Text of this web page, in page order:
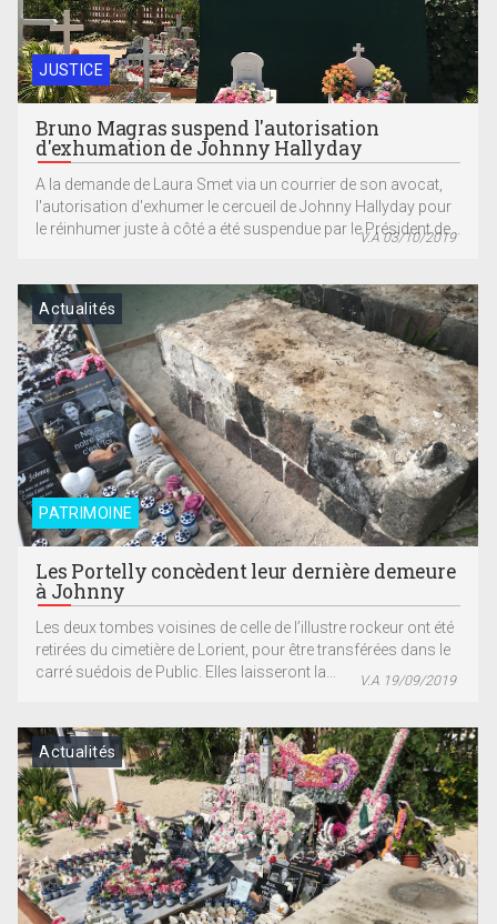
JUSTICE
Bruno Magras suspend l'autorisation
d'exhumation de Johnny Hallyday
A la demande de Laura Smet via un courrier de son avocat,
l'autorisation d'exhumer le cercueil de Johnny Hallyday pour
le réinhumer juste à côté a été suspendue par le Président de...
V.A 03/10/2019
PATRIMOINE
Actualités
Les Portelly concèdent leur dernière demeure
à Johnny
Les deux tombes voisines de celle de l’illustre rockeur ont été
retirées du cimetière de Lorient, pour être transférées dans le
carré suédois de Public. Elles laisseront la...
V.A 19/09/2019
Actualités